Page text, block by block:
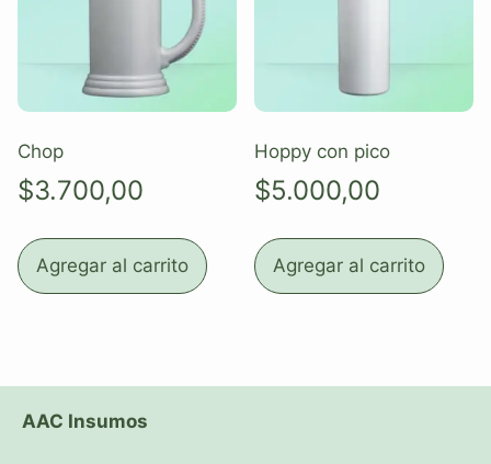
Chop
$3.700,00
Agregar al carrito
Hoppy con pico
$5.000,00
Agregar al carrito
AAC Insumos